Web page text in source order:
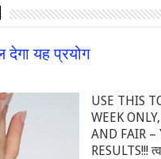
यह प्रयोग
USE THIS
WEEK
AND FAIR –
RESULTS!!!